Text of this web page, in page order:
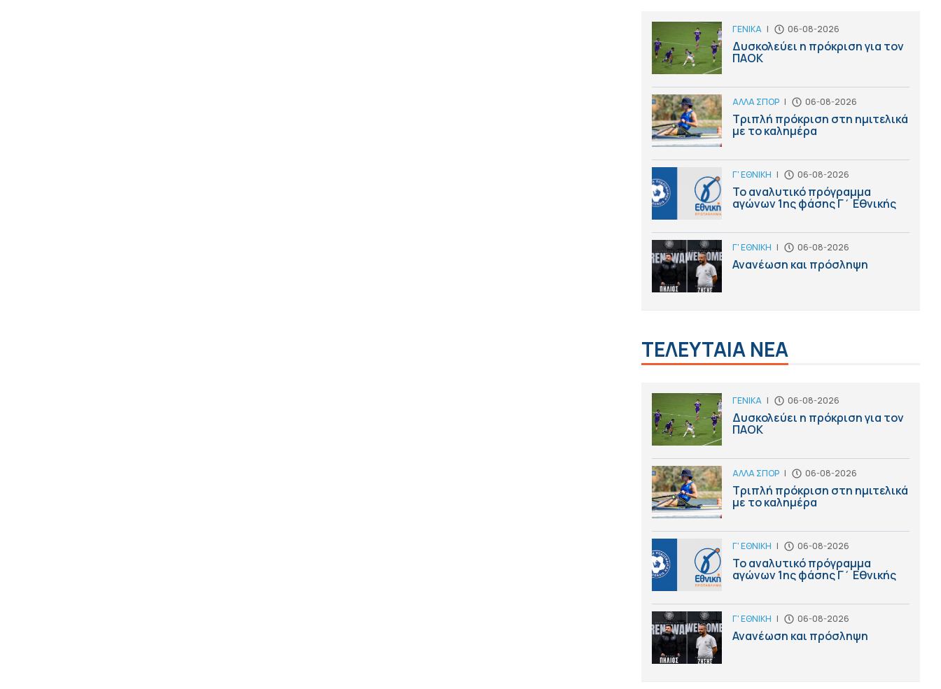
ΓΕΝΙΚΑ | 06-08-2026
Δυσκολεύει η πρόκριση για τον
ΠΑΟΚ
ΑΛΛΑ ΣΠΟΡ | 06-08-2026
Τριπλή πρόκριση στη ημιτελικά
με το καλημέρα
Γ' ΕΘΝΙΚΗ | 06-08-2026
Το αναλυτικό πρόγραμμα
αγώνων 1ης φάσης Γ΄ Εθνικής
Γ' ΕΘΝΙΚΗ | 06-08-2026
Ανανέωση και πρόσληψη
ΤΕΛΕΥΤΑΙΑ ΝΕΑ
ΓΕΝΙΚΑ | 06-08-2026
Δυσκολεύει η πρόκριση για τον
ΠΑΟΚ
ΑΛΛΑ ΣΠΟΡ | 06-08-2026
Τριπλή πρόκριση στη ημιτελικά
με το καλημέρα
Γ' ΕΘΝΙΚΗ | 06-08-2026
Το αναλυτικό πρόγραμμα
αγώνων 1ης φάσης Γ΄ Εθνικής
Γ' ΕΘΝΙΚΗ | 06-08-2026
Ανανέωση και πρόσληψη